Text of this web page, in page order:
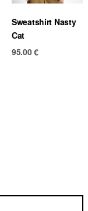
Sweatshirt Nasty
Cat
95.00€